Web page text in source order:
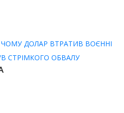
ДОЛАР ВТРАТИВ ВОЄННІ
СТРІМКОГО ОБВАЛУ